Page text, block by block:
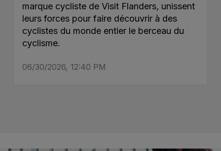
marque cycliste de Visit Flanders, unissent
leurs forces pour faire découvrir à des
cyclistes du monde entier le berceau du
cyclisme.
06/30/2026, 12:40 PM